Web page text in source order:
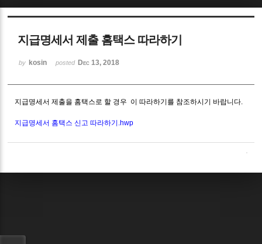
지급명세서 제출 홈택스 따라하기
by kosin posted Dec 13, 2018
지급명세서 제출을 홈택스로 할 경우 이 따라하기를 참조하시기 바랍니다.
지급명세서 홈택스 신고 따라하기.hwp
Sketchbook5, 스케치북5
Sketchbook5, 스케치북5